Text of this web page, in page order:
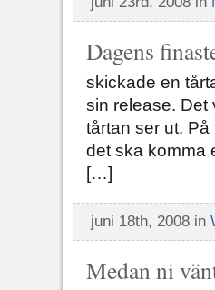
Dagens
skickade en
sin release. Det
tårtan ser ut.
det ska komma
[…]
juni 18th, 2008 in
Medan ni